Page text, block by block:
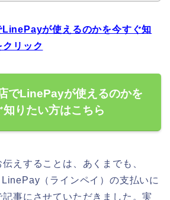
が使えるのかを今すぐ知
クリック
でLinePayが使えるのかを
知りたい方はこちら
えすることは、あくまでも、
（ラインペイ）の支払いに
事にさせていただきました。実